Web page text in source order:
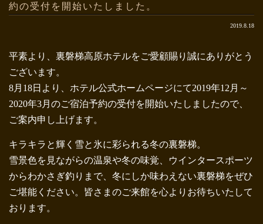
約の受付を開始いたしました。
2019.8.18
平素より、裏磐梯高原ホテルをご愛顧賜り誠にありがとう
ございます。
8月18日より、ホテル公式ホームページにて2019年12月～
2020年3月のご宿泊予約の受付を開始いたしましたので、
ご案内申し上げます。
キラキラと輝く雪と氷に彩られる冬の裏磐梯。
雪景色を見ながらの温泉や冬の味覚、ウインタースポーツ
からわかさぎ釣りまで、冬にしか味わえない裏磐梯をぜひ
ご堪能ください。皆さまのご来館を心よりお待ちいたして
おります。